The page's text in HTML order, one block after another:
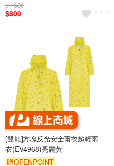
$ 1680
$800
[雙龍]方塊反光安全雨衣超輕雨
衣(EV4968)亮麗黃
贈OPENPOINT